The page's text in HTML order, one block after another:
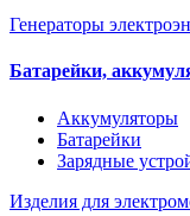
Генераторы
Батарейки,
Аккумуляторы
Батарейки
Зарядные
Изделия для